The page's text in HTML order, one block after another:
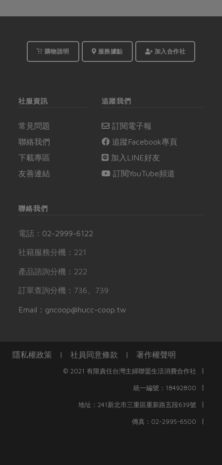
購物說明 服務據點 加入合作社
社服資訊
常見問題
聯絡我們
下載專區
友善連結
追蹤我們
訂閱電子報
追蹤Facebook專頁
加入LINE好友
訂閱YouTube頻道
聯絡我們
電話： 02-2999-6122
社籍服務分機：221
產品諮詢分機：222
訂單查詢分機：736、739
Email：gncoop@hucc-coop.tw
隱私權政策 | 社員同意條款 | 著作權聲明
© 2021 有限責任台灣主婦聯盟生活消費合作社 |
統一編號：18492800 |
地址：241新北市三重區重新路五段639號 |
傳真：02-2995-6500 |